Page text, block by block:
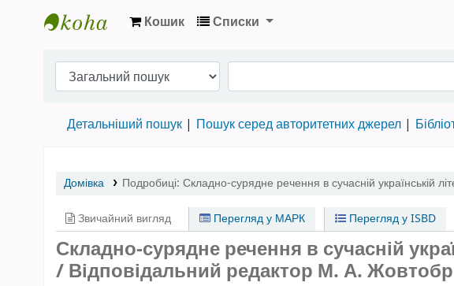
Кошик Списки
Детальніший пошук Пошук серед авторитетних джерел
Домівка Подробиці: Складно-сурядне речення в сучасній українській
Звичайний вигляд Перегляд у МАРК Перегляд у ISBD
Складно-сурядне речення в сучасній
/ Відповідальний редактор М. А.